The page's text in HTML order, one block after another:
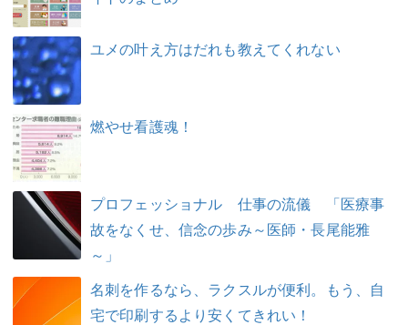
ユメの叶え方はだれも教えてくれない
燃やせ看護魂！
プロフェッショナル 仕事の流儀 「医療事
故をなくせ、信念の歩み～医師・長尾能雅
～」
名刺を作るなら、ラクスルが便利。もう、自
宅で印刷するより安くてきれい！